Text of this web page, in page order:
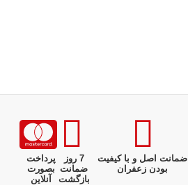
ضمانت اصل و با کیفیت
بودن زعفران
7 روز
ضمانت
بازگشت
پرداخت
بصورت
آنلاین